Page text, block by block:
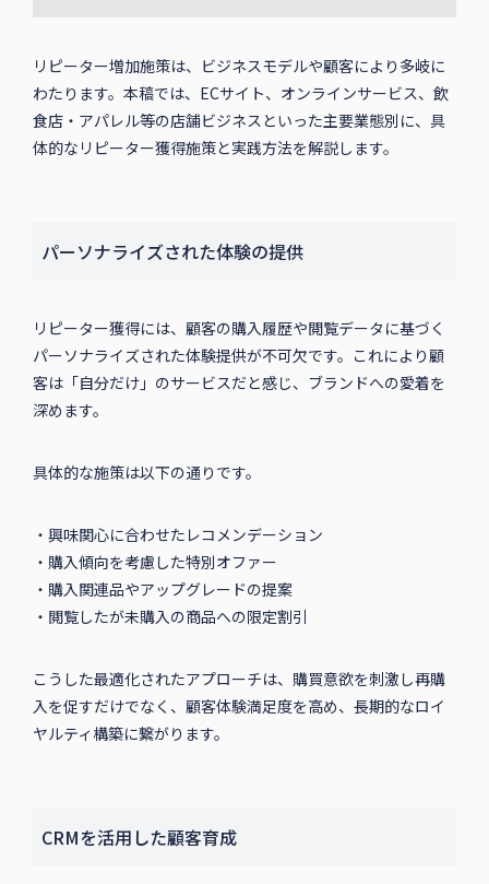
リピーター増加施策は、ビジネスモデルや顧客により多岐に
わたります。本稿では、ECサイト、オンラインサービス、飲
食店・アパレル等の店舗ビジネスといった主要業態別に、具
体的なリピーター獲得施策と実践方法を解説します。
パーソナライズされた体験の提供
リピーター獲得には、顧客の購入履歴や閲覧データに基づく
パーソナライズされた体験提供が不可欠です。これにより顧
客は「自分だけ」のサービスだと感じ、ブランドへの愛着を
深めます。
具体的な施策は以下の通りです。
・興味関心に合わせたレコメンデーション
・購入傾向を考慮した特別オファー
・購入関連品やアップグレードの提案
・閲覧したが未購入の商品への限定割引
こうした最適化されたアプローチは、購買意欲を刺激し再購
入を促すだけでなく、顧客体験満足度を高め、長期的なロイ
ヤルティ構築に繋がります。
CRMを活用した顧客育成